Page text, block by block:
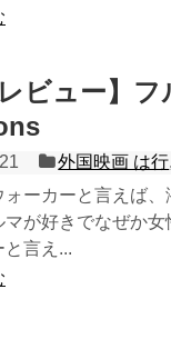
レビュー】
外国映画 は行,
ォーカーと言えば
マが好きでなぜか
と言え...